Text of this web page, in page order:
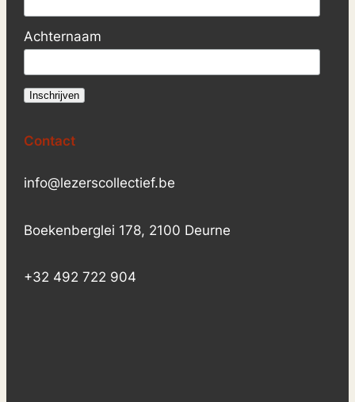
Achternaam
Contact
info@lezerscollectief.be
Boekenberglei 178, 2100 Deurne
+32 492 722 904